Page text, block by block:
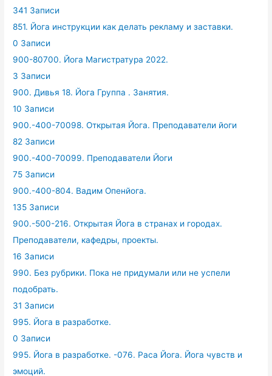
341 Записи
851. Йога инструкции как делать рекламу и заставки.
0 Записи
900-80700. Йога Магистратура 2022.
3 Записи
900. Дивья 18. Йога Группа . Занятия.
10 Записи
900.-400-70098. Открытая Йога. Преподаватели йоги
82 Записи
900.-400-70099. Преподаватели Йоги
75 Записи
900.-400-804. Вадим Опенйога.
135 Записи
900.-500-216. Открытая Йога в странах и городах.
Преподаватели, кафедры, проекты.
16 Записи
990. Без рубрики. Пока не придумали или не успели
подобрать.
31 Записи
995. Йога в разработке.
0 Записи
995. Йога в разработке. -076. Раса Йога. Йога чувств и
эмоций.